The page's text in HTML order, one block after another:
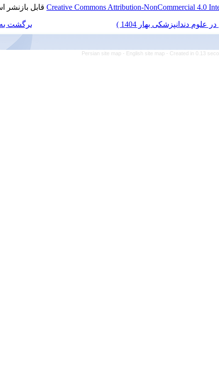
Creative Commonsقابل بازنشر است.
برگشت به فهرست نسخه ها
Persian site map -